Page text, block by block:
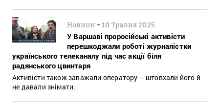
Новини -10 Травня 2025
У Варшаві проросійські активісти
перешкоджали роботі журналістки
українського телеканалу під час акції біля
радянського цвинтаря
Активісти також заважали оператору – штовхали його й
не давали знімати.